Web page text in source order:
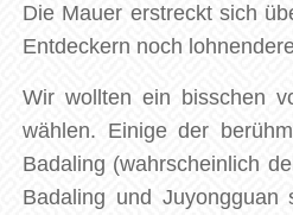
Die Mauer erstreckt sich
Entdeckern noch
Wir wollten ein bisschen
wählen. Einige der
Badaling (wahrscheinlich
Badaling und